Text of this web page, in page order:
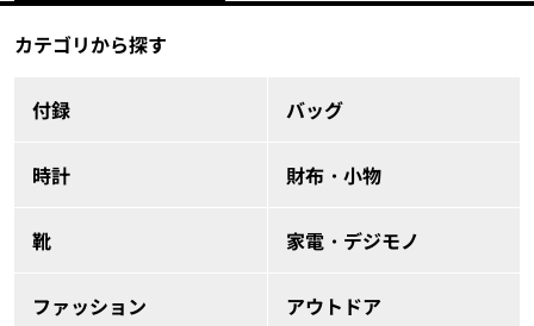
カテゴリから探す
付録 バッグ
時計 財布・小物
靴 家電・デジモノ
ファッション アウトドア